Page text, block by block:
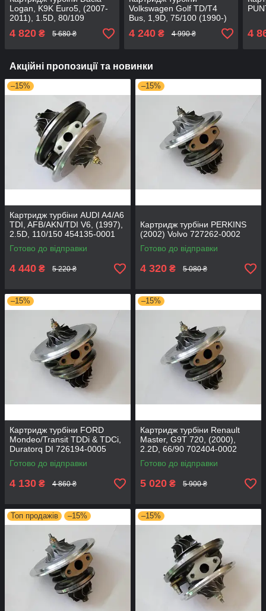
Logan, K9K Euro5, (2007-
2011), 1.5D, 80/109
54399700127
4 820 ₴ 5 680 ₴
Volkswagen Golf TD/T4
Bus, 1,9D, 75/100 (1990-)
Audi 80 TDI, 1Z, 1,9D
90/122
4 240₴ 4 990 ₴ 4
Акційні пропозиції та новинки
–15%
Картридж турбіни AUDI A4/A6
TDI, AFB/AKN/TDI V6, (1997),
2.5D, 110/150 454135-0001
Готово до відправки
4 440 ₴ 5 220 ₴
–15%
Картридж турбіни PERKINS
(2002) Volvo 727262-0002
Готово до відправки
4 320 ₴ 5 080 ₴
–15%
Картридж турбіни FORD
Mondeo/Transit TDDi & TDCi,
Duratorq DI 726194-0005
Готово до відправки
4 130 ₴ 4 860 ₴
–15%
Картридж турбіни Renault
Master, G9T 720, (2000),
2.2D, 66/90 702404-0002
Готово до відправки
5 020 ₴ 5 900 ₴
Топ продажів –15% –15%